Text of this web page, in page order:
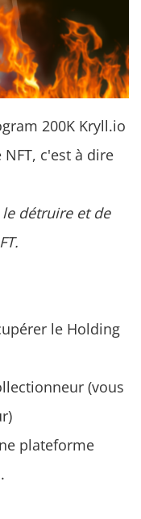
200K Kryll.io
c'est à dire
détruire et de
le Holding
(vous
plateforme